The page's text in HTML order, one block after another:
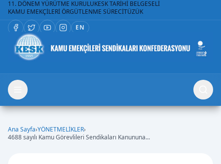
11. DÖNEM YÜRÜTME KURULUKESK TARİHİ BELGESELİ
KAMU EMEKÇİLERİ ÖRGÜTLENME SÜRECİTÜZÜK
EN
Ana Sayfa›YÖNETMELİKLER›
4688 sayılı Kamu Görevlileri Sendikaları Kanununa...